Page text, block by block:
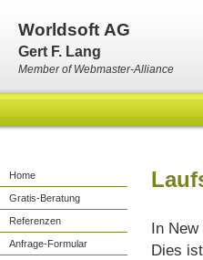
Worldsoft AG
Gert F. Lang
Member of Webmaster-Alliance
Home
Gratis-Beratung
Referenzen
Anfrage-Formular
In
Dies